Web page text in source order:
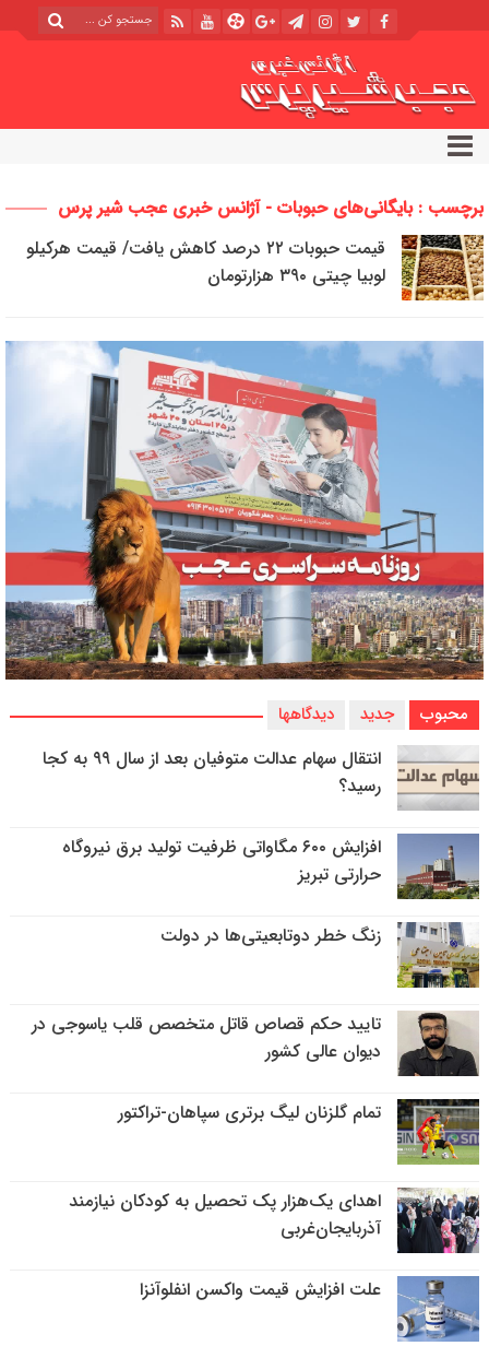
برچسب : بایگانی‌های حبوبات - آژانس خبری عجب شیر پرس
قیمت حبوبات ۲۲ درصد کاهش یافت/ قیمت هرکیلو
لوبیا چیتی ۳۹۰ هزارتومان
محبوب جدید دیدگاهها
انتقال سهام عدالت متوفیان بعد از سال ۹۹ به کجا
رسید؟
افزایش ۶۰۰ مگاواتی ظرفیت تولید برق نیروگاه
حرارتی تبریز
زنگ خطر دوتابعیتی‌ها در دولت
تایید حکم قصاص قاتل متخصص قلب یاسوجی در
دیوان عالی کشور
تمام گلزنان لیگ‌ برتری سپاهان-تراکتور
اهدای یک‌هزار پک تحصیل به کودکان نیازمند
آذربایجان‌غربی
علت افزایش قیمت واکسن انفلوآنزا